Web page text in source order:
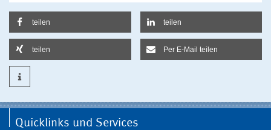
teilen teilen
teilen Per E-Mail teilen
Quicklinks und Services